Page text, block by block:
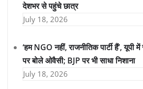
देशभर से पहुंचे छात्र
July 18, 2026
‘हम NGO नहीं, राजनीतिक पार्टी हैं’,
पर बोले ओवैसी; BJP पर भी साधा निशाना
July 18, 2026